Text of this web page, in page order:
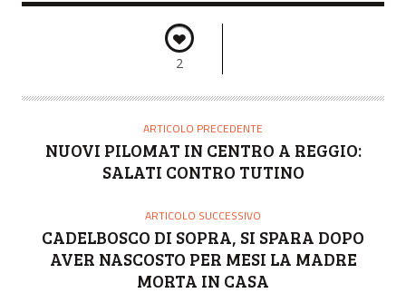
2
ARTICOLO PRECEDENTE
NUOVI PILOMAT IN CENTRO A REGGIO:
SALATI CONTRO TUTINO
ARTICOLO SUCCESSIVO
CADELBOSCO DI SOPRA, SI SPARA DOPO
AVER NASCOSTO PER MESI LA MADRE
MORTA IN CASA